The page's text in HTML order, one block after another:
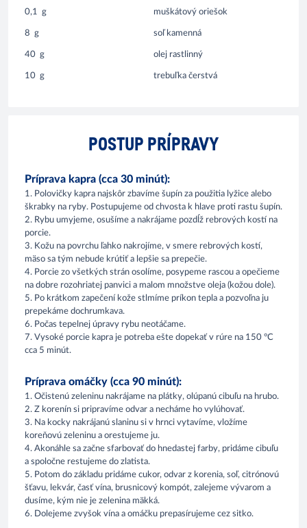
0,1 g muškátový oriešok
8 g soľ kamenná
40 g olej rastlinný
10 g trebuľka čerstvá
POSTUP PRÍPRAVY
Príprava kapra (cca 30 minút):
1. Polovičky kapra najskôr zbavíme šupín za použitia lyžice alebo
škrabky na ryby. Postupujeme od chvosta k hlave proti rastu šupín.
2. Rybu umyjeme, osušíme a nakrájame pozdĺž rebrových kostí na
porcie.
3. Kožu na povrchu ľahko nakrojíme, v smere rebrových kostí,
mäso sa tým nebude krútiť a lepšie sa prepečie.
4. Porcie zo všetkých strán osolíme, posypeme rascou a opečieme
na dobre rozohriatej panvici a malom množstve oleja (kožou dole).
5. Po krátkom zapečení kože stlmíme príkon tepla a pozvoľna ju
prepekáme dochrumkava.
6. Počas tepelnej úpravy rybu neotáčame.
7. Vysoké porcie kapra je potreba ešte dopekať v rúre na 150 °C
cca 5 minút.
Príprava omáčky (cca 90 minút):
1. Očistenú zeleninu nakrájame na plátky, olúpanú cibuľu na hrubo.
2. Z korenín si pripravíme odvar a necháme ho vylúhovať.
3. Na kocky nakrájanú slaninu si v hrnci vytavíme, vložíme
koreňovú zeleninu a orestujeme ju.
4. Akonáhle sa začne sfarbovať do hnedastej farby, pridáme cibuľu
a spoločne restujeme do zlatista.
5. Potom do základu pridáme cukor, odvar z korenia, soľ, citrónovú
šťavu, lekvár, časť vína, brusnicový kompót, zalejeme vývarom a
dusíme, kým nie je zelenina mäkká.
6. Dolejeme zvyšok vína a omáčku prepasírujeme cez sitko.